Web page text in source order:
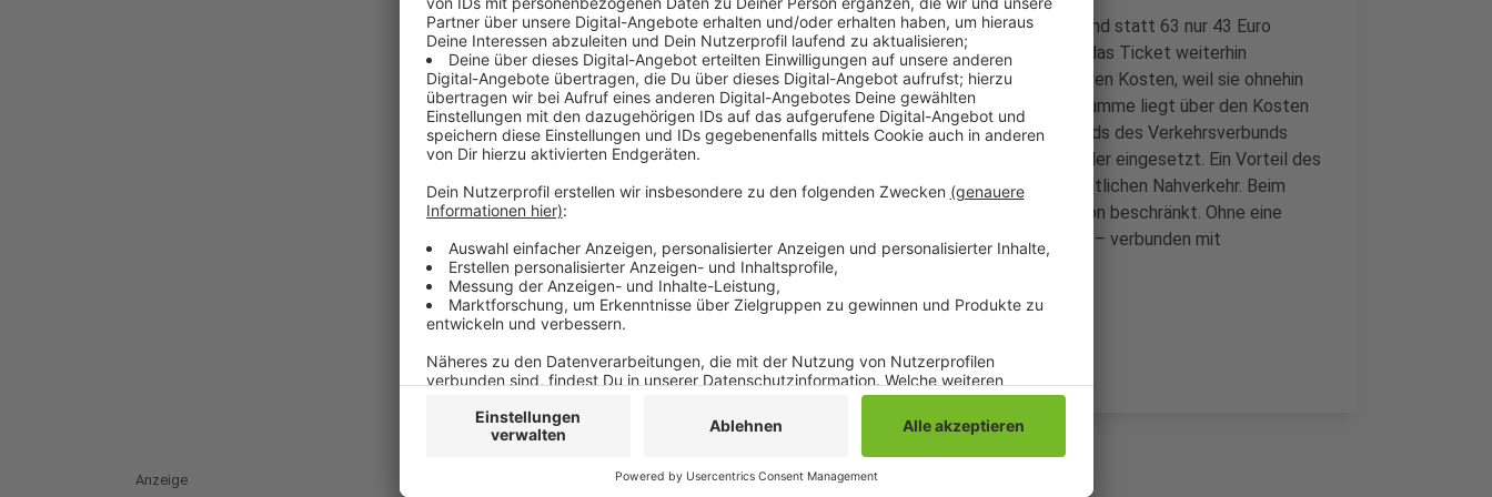
Selbstzahlende sollen weiterhin ein ermäßigtes Ticket erhalten und statt 63 nur 43 Euro
zahlen. Freifahrtberechtigte Kinder und Jugendliche bekommen das Ticket weiterhin
vollständig bezahlt. Für die Stadt entstehen dadurch keine weiteren Kosten, weil sie ohnehin
schon einen festen Betrag pro Schüler an die NEW zahlt. Diese Summe liegt über den Kosten
des Deutschlandtickets. Die Überschüsse werden über einen Fonds des Verkehrsverbunds
VRR zur Vergünstigung für selbstzahlende Schülerinnen und Schüler eingesetzt. Ein Vorteil des
Deutschlandtickets ist zudem die bundesweite Nutzung im öffentlichen Nahverkehr. Beim
bisherigen SchokoTicket wäre die Nutzung dagegen auf die Region beschränkt. Ohne eine
Verlängerung würde das SchokoTicket wieder eingeführt werden – verbunden mit
zusätzlichem bürokratischem Aufwand, heißt es in der Vorlage.
Anzeige
Anzeige